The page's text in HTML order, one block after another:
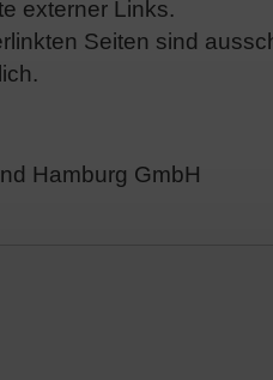
externer Links.
Seiten sind
Hamburg GmbH